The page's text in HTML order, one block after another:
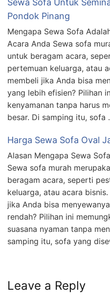
Sewa Sofa Untuk
Pondok Pinang
Mengapa Sewa Sofa
Acara Anda Sewa sofa
untuk beragam acara,
pertemuan keluarga, atau
membeli jika Anda bisa
yang lebih efisien? Pilihan
kenyamanan tanpa harus
besar. Di samping itu, sofa
Harga Sewa Sofa Oval
Alasan Mengapa Sewa
Sewa sofa murah
beragam acara, seperti
keluarga, atau acara
jika Anda bisa
rendah? Pilihan ini
suasana nyaman tanpa
samping itu, sofa yang
Leave a Reply